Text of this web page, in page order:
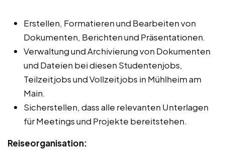
Erstellen, Formatieren und Bearbeiten von
Dokumenten, Berichten und Präsentationen.
Verwaltung und Archivierung von Dokumenten
und Dateien bei diesen Studentenjobs,
Teilzeitjobs und Vollzeitjobs in Mühlheim am
Main.
Sicherstellen, dass alle relevanten Unterlagen
für Meetings und Projekte bereitstehen.
Reiseorganisation: